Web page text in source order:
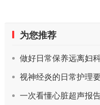
为您推荐
做好日常保养远离妇
视神经炎的日常护理
一次看懂心脏超声报